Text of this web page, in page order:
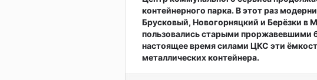
контейнерного парка. В этот раз
Брусковый, Новогорняцкий и Берёзки в
пользовались старыми проржавевшими
настоящее время силами ЦКС эти
металлических контейнера.